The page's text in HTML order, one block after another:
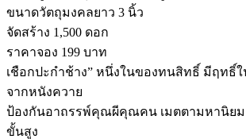
ขนาดวัตถุมงคลยาว 3 นิ้ว
จัดสร้าง 1,500 ดอก
ราคาจอง 199 บาท
เชือกปะกำช้าง” หนึ่งในของทนสิทธิ์ มีฤทธิ์
จากหนังควาย
ป้องกันอาถรรพ์คุณผีคุณคน เมตตามหานิย
ขั้นสูง